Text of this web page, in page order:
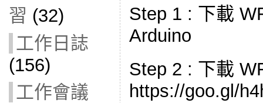
習 (32)
工作日誌
(156)
工作會議
Step 1 : 下載
Arduino
Step 2 : 下載
https://goo.gl/